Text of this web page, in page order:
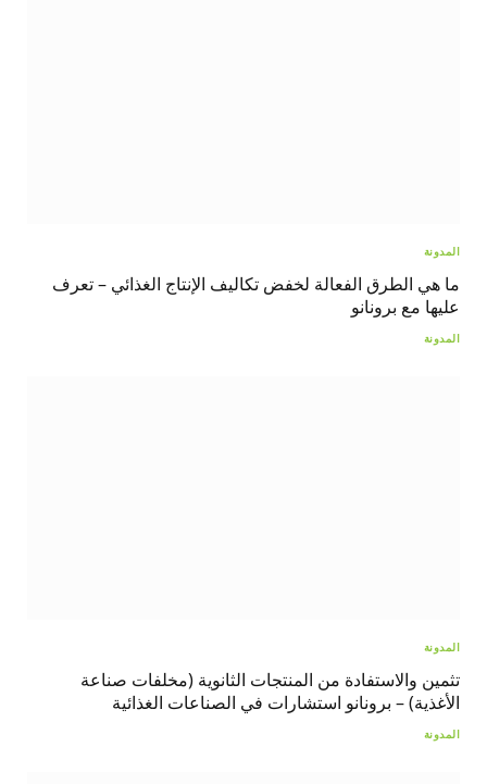
المدونة
ما هي الطرق الفعالة لخفض تكاليف الإنتاج الغذائي – تعرف
عليها مع برونانو
المدونة
المدونة
تثمين والاستفادة من المنتجات الثانوية (مخلفات صناعة
الأغذية) – برونانو استشارات في الصناعات الغذائية
المدونة